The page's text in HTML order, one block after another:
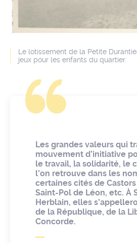
Le lotissement de la Petite
jeux pour les enfants du quartier.
Les grandes valeurs qui
mouvement d’initiative
le travail, la solidarité, le
l’on retrouve dans les
certaines cités de Castors
Saint-Pol de Léon, etc. À
Herblain, elles
de la République, de la
Concorde.